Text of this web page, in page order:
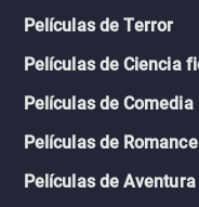
Películas de Terror
Películas de Ciencia
Películas de Comedia
Películas de Romance
Películas de Aventura